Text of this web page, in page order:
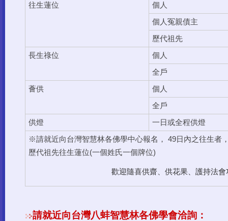
往生蓮位
個人
個人冤親債主
歷代祖先
長生祿位
個人
全戶
薈供
個人
全戶
供燈
一日或全程供燈
※請就近向台灣智慧林各佛學中心報名， 49日內之往生者
歷代祖先往生蓮位(一個姓氏一個牌位)
歡迎隨喜供齋、供花果、護持法
請就近向台灣八蚌智慧林各佛學會洽詢：